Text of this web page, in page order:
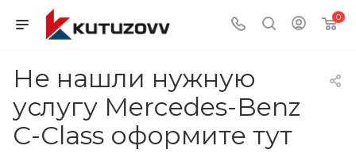
0
Не нашли нужную
услугу Mercedes-Benz
C-Class оформите тут